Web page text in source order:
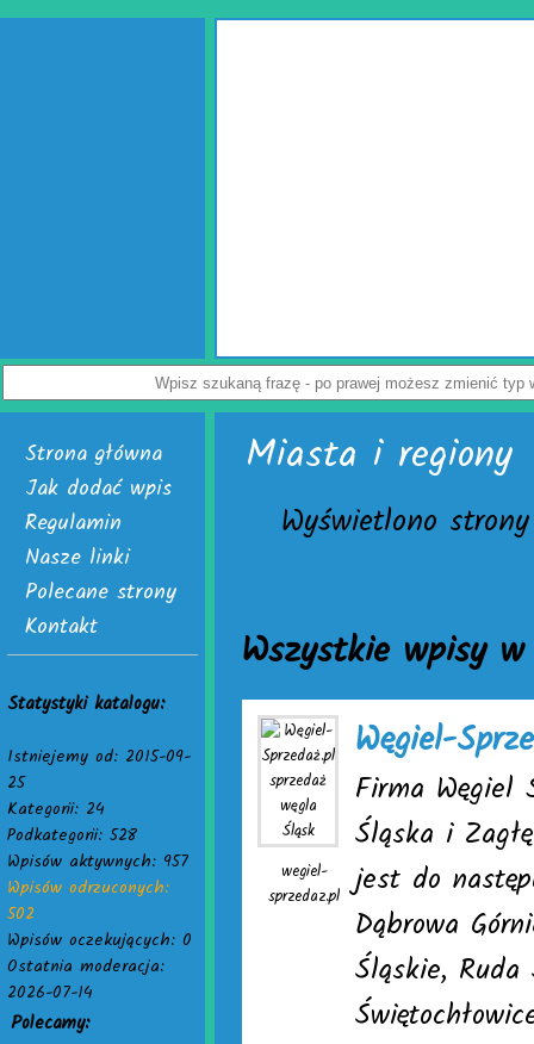
Strona główna
Jak dodać wpis
Regulamin
Nasze linki
Polecane strony
Kontakt
Statystyki katalogu:
Istniejemy od: 2015-09-
25
Kategorii: 24
Podkategorii: 528
Wpisów aktywnych: 957
Wpisów odrzuconych:
502
Wpisów oczekujących: 0
Ostatnia moderacja:
2026-07-14
Polecamy:
Miasta i regiony
Wyświetlono
Wszystkie wpisy
wegiel-
sprzedaz.pl
Węgiel-
Firma Węgiel
Śląska i
jest do
Dąbrowa
Śląskie, Ruda